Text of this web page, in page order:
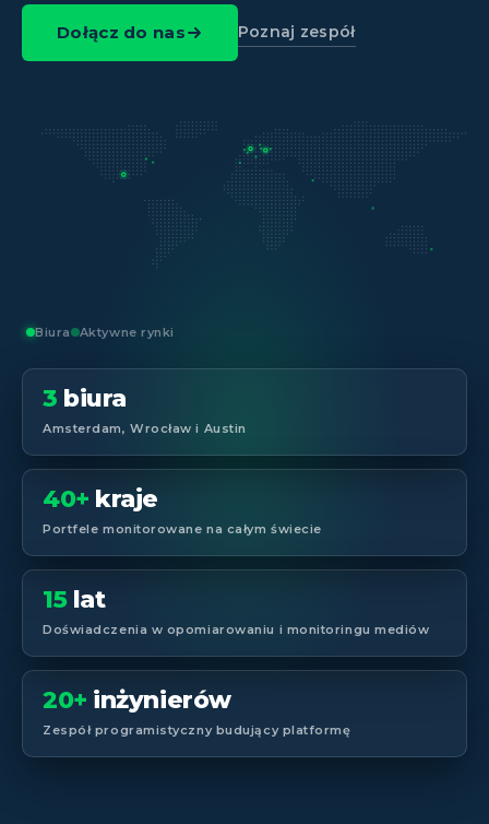
Dołącz do nas Poznaj zespół
Biura Aktywne rynki
3 biura
Amsterdam, Wrocław i Austin
40+ kraje
Portfele monitorowane na całym świecie
15lat
Doświadczenia w opomiarowaniu i monitoringu mediów
20+ inżynierów
Zespół programistyczny budujący platformę